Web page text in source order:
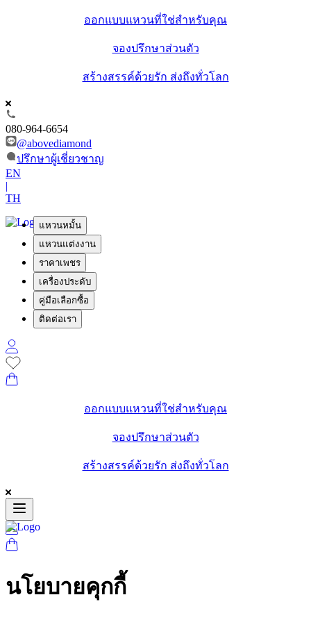
ออกแบบแหวนที่ใช่สำหรับคุณ
จองปรึกษาส่วนตัว
สร้างสรรค์ด้วยรัก ส่งถึงทั่วโลก
080-964-6654
@abovediamond
ปรึกษาผู้เชี่ยวชาญ
EN
|
TH
แหวนหมั้น
แหวนแต่งงาน
ราคาเพชร
เครื่องประดับ
คู่มือเลือกซื้อ
ติดต่อเรา
ออกแบบแหวนที่ใช่สำหรับคุณ
จองปรึกษาส่วนตัว
สร้างสรรค์ด้วยรัก ส่งถึงทั่วโลก
นโยบายคุกกี้